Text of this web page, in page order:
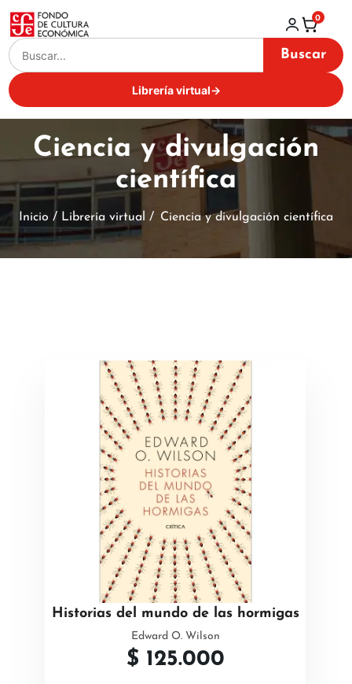
Buscar
Librería virtual→
0
Ciencia y divulgación
científica
Inicio / Librería virtual / Ciencia y divulgación científica
Historias del mundo de las hormigas
Edward O. Wilson
$ 125.000